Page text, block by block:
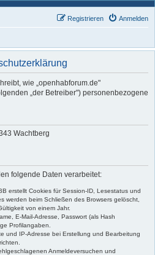
Anmelden
Registrieren
wie „openhabforum.de"
„der Betreiber") personenbezogene
Wachtberg
folgende Daten verarbeitet:
erstellt Cookies für Session-ID, Lesestatus und
werden beim Schließen des Browsers gelöscht,
von einem Jahr.
E-Mail-Adresse, Passwort (als Hash
Profilangaben.
und IP-Adresse bei Erstellung und Bearbeitung
Anmeldeversuchen und